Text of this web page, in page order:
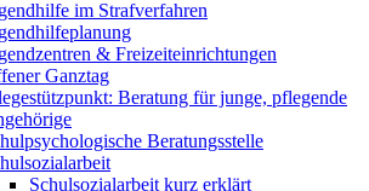
im Strafverfahren
& Freizeiteinrichtungen
Ganztag
Beratung für junge, pflegende
Beratungsstelle
Schulsozialarbeit kurz erklärt